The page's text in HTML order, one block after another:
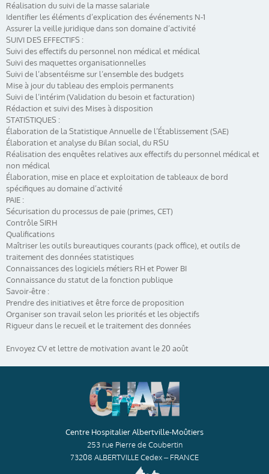
Réalisation du suivi de la masse salariale
Identifier les éléments d’explication des événements N-1
Assurer la veille juridique dans son domaine d’activité
SUIVI DES EFFECTIFS :
Suivi des effectifs du personnel non médical et médical
Suivi des maquettes organisationnelles
Suivi de l’absentéisme sur l’ensemble des budgets
Mise à jour du tableau des emplois permanents
Suivi de l’intérim (Validation du besoin et facturation)
Rédaction et suivi des Mises à disposition
STATISTIQUES :
Élaboration de la Statistique Annuelle de l’Établissement (SAE)
Élaboration et analyse du Bilan social, du RSU
Réalisation des enquêtes relatives aux effectifs du personnel médical et
non médical
Élaboration, mise en place et exploitation de tableaux de bord
spécifiques au domaine d’activité
PAIE :
Sécurisation du processus de paie (primes, CET)
Contrôle SIRH
Qualifications
Maîtriser les outils bureautiques courants (pack office), et outils de
traitement des données statistiques
Connaissances des logiciels métiers RH et Power BI
Connaissance du statut de la fonction publique
Savoir-être :
Prendre des initiatives et être force de proposition
Organiser son travail selon les priorités et les objectifs
Rigueur dans le recueil et le traitement des données
Envoyez CV et lettre de motivation avant le 20 août
Centre Hospitalier Albertville-Moûtiers
253 rue Pierre de Coubertin
73208 ALBERTVILLE Cedex – FRANCE